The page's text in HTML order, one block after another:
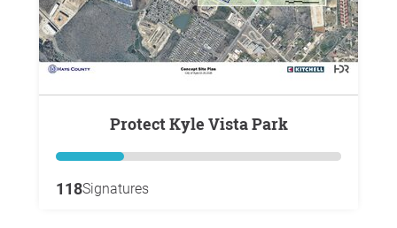
Protect Kyle Vista Park
118Signatures